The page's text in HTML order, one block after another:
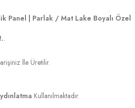
Panel | Parlak / Mat Lake Boyalı Özel
.
İle Üretilir.
Kullanılmaktadır.